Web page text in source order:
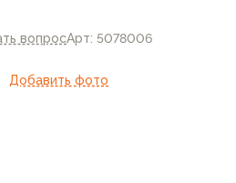
вопросАрт: 5078006
Добавить фото